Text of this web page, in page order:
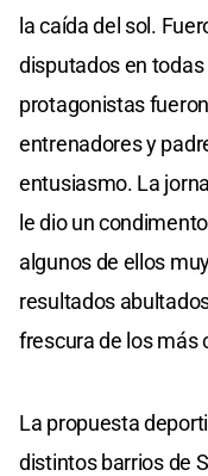
la caída del sol.
disputados en
protagonistas
entrenadores y
entusiasmo. La
le dio un
algunos de ellos
resultados
frescura de los más
La propuesta
distintos barrios de